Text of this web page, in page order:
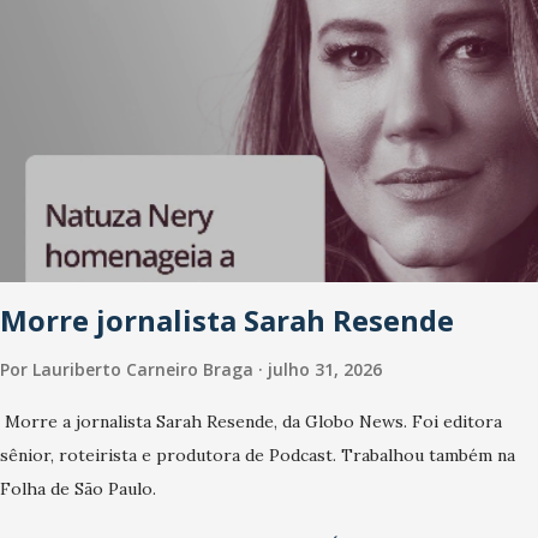
Morre jornalista Sarah Resende
Por Lauriberto Carneiro Braga julho 31, 2026
Morre a jornalista Sarah Resende, da Globo News. Foi editora
sênior, roteirista e produtora de Podcast. Trabalhou também na
Folha de São Paulo.